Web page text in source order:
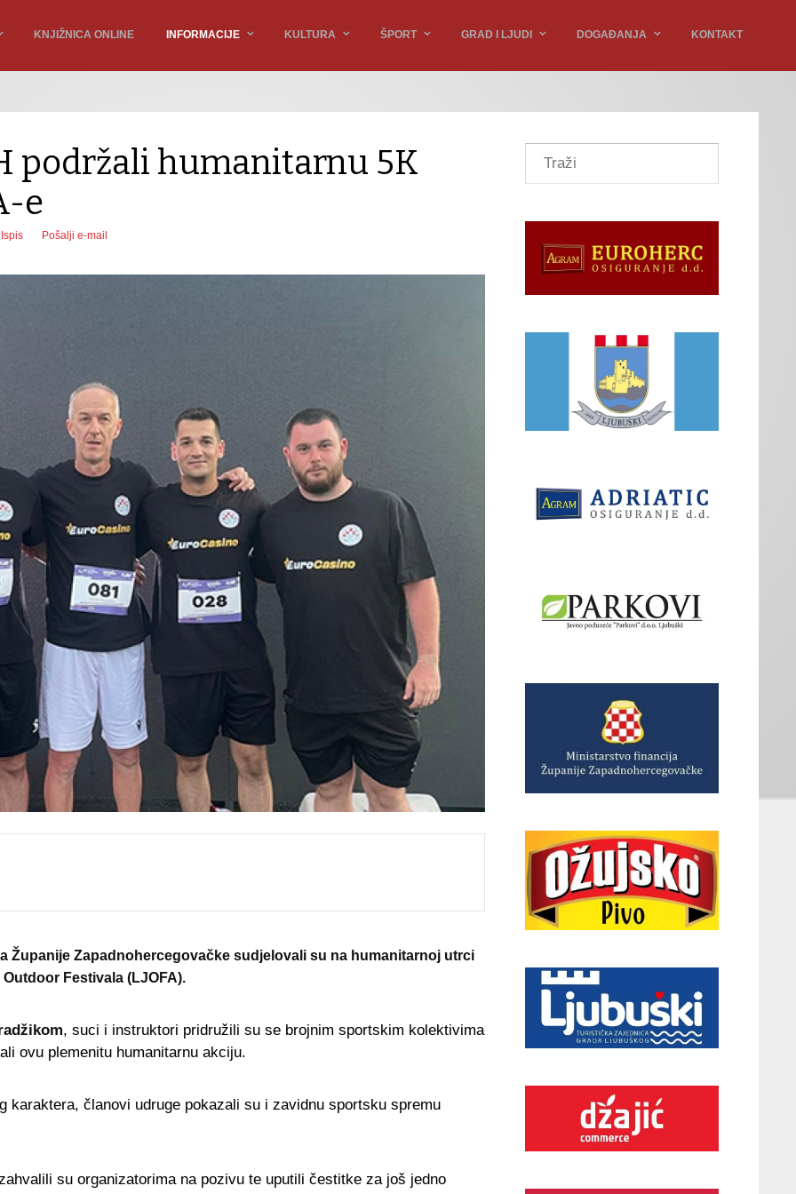
KNJIŽNICA ONLINE INFORMACIJE KULTURA ŠPORT GRAD I LJUDI DOGAĐANJA KONTAKT
podržali humanitarnu 5K
e
Ispis Pošalji e-mail
Županije Zapadnohercegovačke sudjelovali su na humanitarnoj utrci
Festivala (LJOFA).
, suci i instruktori pridružili su se brojnim sportskim kolektivima
ovu plemenitu humanitarnu akciju.
karaktera, članovi udruge pokazali su i zavidnu sportsku spremu
su organizatorima na pozivu te uputili čestitke za još jedno